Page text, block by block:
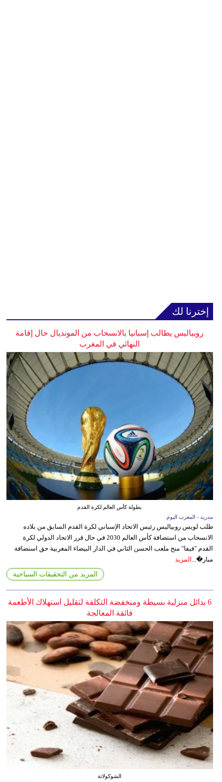
إخترنا لك
روبياليس يطالب إسبانيا بالانسحاب من المونديال حال إقامة
النهائي في المغرب
بطولة كأس العالم لكرة القدم
مدريد - المغرب اليوم
طلب لويس روبياليس رئيس الاتحاد الإسباني لكرة القدم السابق من بلاده
الانسحاب من استضافة كأس العالم 2030 في حال قرر الاتحاد الدولي لكرة
القدم "فيفا" منح ملعب الحسن الثاني في الدار البيضاء المغربية حق استضافة
مبار�...
المزيد
المزيد من التحقيقات السياحية
6 بدائل منزلية بسيطة ومنخفضة التكلفة لتقليل استهلاك الأطعمة
فائقة المعالجة
الشوكولاتة